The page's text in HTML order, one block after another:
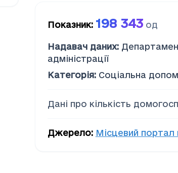
Показник: 198 343 од
Надавач даних:
адміністрації
Категорія: Соціальна
Дані про кількість
Джерело: Місцевий портал